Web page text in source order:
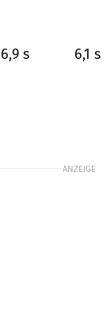
6,9 s 6,1 s
ANZEIGE